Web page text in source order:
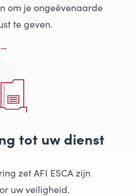
om je ongeëvenaarde
te geven.
tot uw dienst
zet AFI ESCA zijn
uw veiligheid.